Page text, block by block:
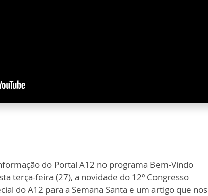
do Portal A12 no programa Bem-Vindo
terça-feira (27), a novidade do 12º Congresso
do A12 para a Semana Santa e um artigo que nos